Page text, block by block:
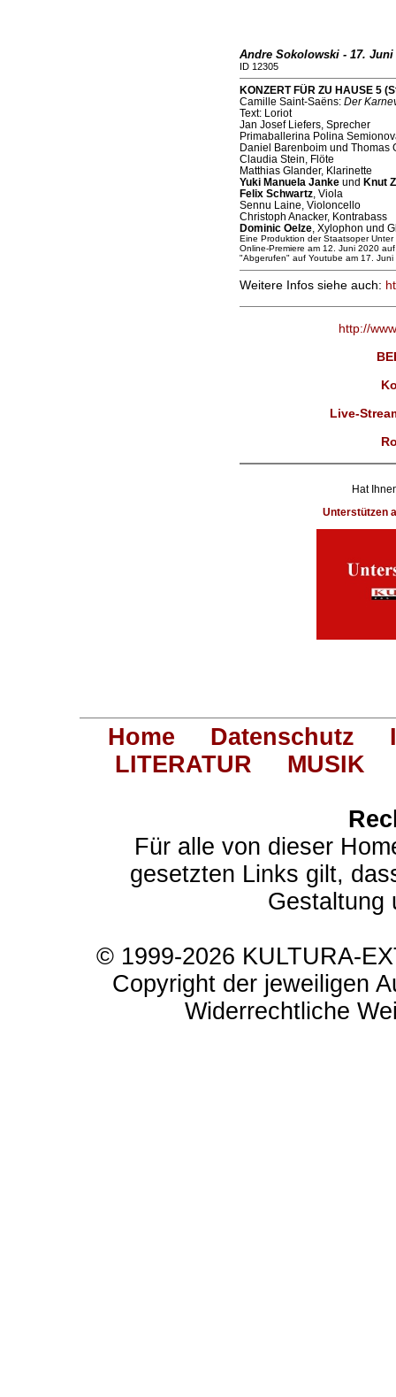
Andre Sokolowski - 17. Juni
ID 12305
KONZERT FÜR ZU HAUSE 5
Camille Saint-Saëns: Der
Text: Loriot
Jan Josef Liefers, Sprecher
Primaballerina Polina
Daniel Barenboim und Thomas
Claudia Stein, Flöte
Matthias Glander, Klarinette
Yuki Manuela Jankeund Knut
Felix Schwartz, Viola
Sennu Laine, Violoncello
Christoph Anacker, Kontrabass
Dominic Oelze, Xylophon und
Eine Produktion der Staatsoper
Online-Premiere am 12. Juni 2020
"Abgerufen" auf Youtube am 17. Juni
Weitere Infos siehe auch:
http://
Live-
Hat
Unterstützen
Home Datenschutz
LITERATUR
MUSIK
Für alle von dieser
gesetzten Links gilt,
Gestaltung
© 1999-2026 KULTURA-
Copyright der jeweiligen
Widerrechtliche